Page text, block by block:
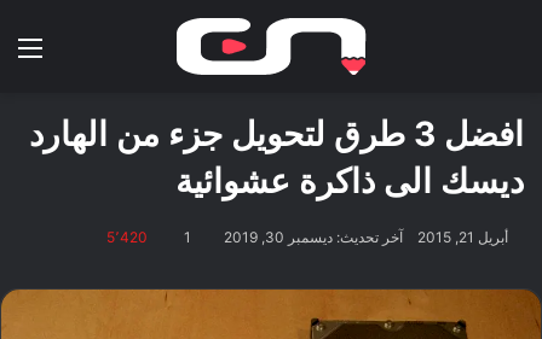
افضل 3 طرق لتحويل جزء من الهارد
ديسك الى ذاكرة عشوائية
أبريل 21, 2015 آخر تحديث: ديسمبر 30, 2019 1 5٬420